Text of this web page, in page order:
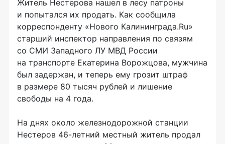
Житель Нестерова нашел в лесу патроны
и попытался их продать. Как сообщила
корреспонденту «Нового Калининграда.Ru»
старший инспектор направления по связям
со СМИ Западного ЛУ МВД России
на транспорте Екатерина Ворожцова, мужчина
был задержан, и теперь ему грозит штраф
в размере 80 тысяч рублей и лишение
свободы на 4 года.
На днях около железнодорожной станции
Нестеров 46-летний местный житель продал